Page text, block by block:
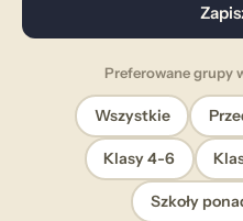
Preferowane grupy
Wszystkie
Klasy 4-6
Szkoły